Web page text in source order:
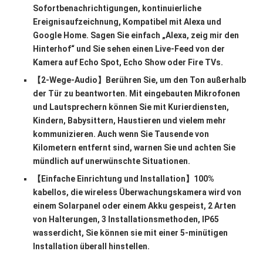
Sofortbenachrichtigungen, kontinuierliche
Ereignisaufzeichnung, Kompatibel mit Alexa und
Google Home. Sagen Sie einfach „Alexa, zeig mir den
Hinterhof“ und Sie sehen einen Live-Feed von der
Kamera auf Echo Spot, Echo Show oder Fire TVs.
【2-Wege-Audio】Berühren Sie, um den Ton außerhalb
der Tür zu beantworten. Mit eingebauten Mikrofonen
und Lautsprechern können Sie mit Kurierdiensten,
Kindern, Babysittern, Haustieren und vielem mehr
kommunizieren. Auch wenn Sie Tausende von
Kilometern entfernt sind, warnen Sie und achten Sie
mündlich auf unerwünschte Situationen.
【Einfache Einrichtung und Installation】100%
kabellos, die wireless Überwachungskamera wird von
einem Solarpanel oder einem Akku gespeist, 2 Arten
von Halterungen, 3 Installationsmethoden, IP65
wasserdicht, Sie können sie mit einer 5-minütigen
Installation überall hinstellen.